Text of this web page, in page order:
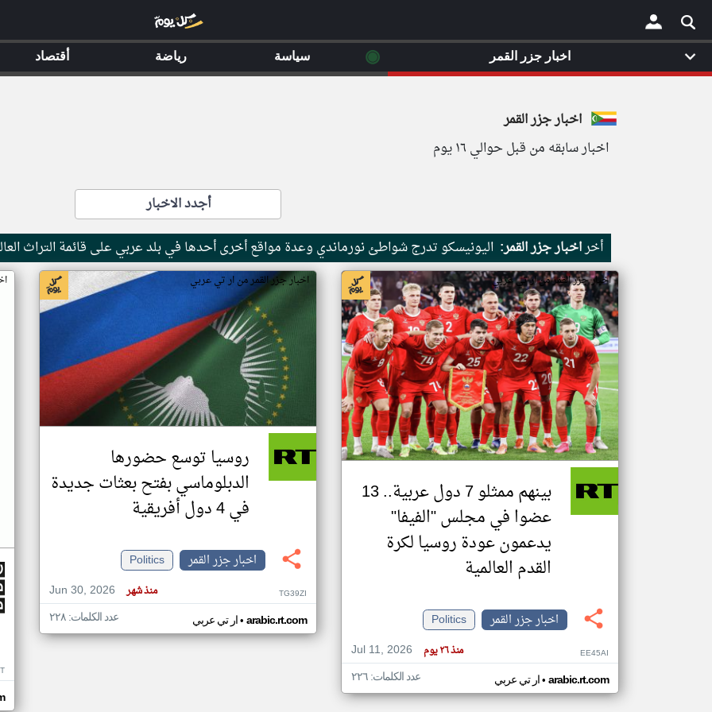
×
اخبار جزر القمر
اخبار سابقه من قبل حوالي ١٦ يوم
أجدد الاخبار
أخراخبار جزر القمر: اليونيسكو تدرج شواطئ نورماندي وعدة مواقع أخرى أحدها في بلد عربي على قائمة التراث
اخبار جزر القمر من ار تي عربي
بينهم ممثلو 7 دول عربية.. 13
عضوا في مجلس "الفيفا"
يدعمون عودة روسيا لكرة
القدم العالمية
اخبار جزر القمر
Politics
Jul 11, 2026
منذ ٢٦ يوم EE45AI
ار تي عربي• arabic.rt.com عدد الكلمات: ٢٢٦
اخبار جزر القمر من ار تي عربي
روسيا توسع حضورها
الدبلوماسي بفتح بعثات جديدة
في 4 دول أفريقية
اخبار جزر القمر
Politics
Jun 30, 2026
منذ شهر TG39ZI
ار تي عربي• arabic.rt.com عدد الكلمات: ٢٢٨
اخبار جزر القمر ◉ سياسة رياضة أقتصاد